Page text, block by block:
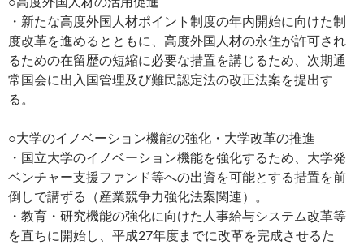
・新たな高度外国人材ポイント制度の年内開始に向けた制
度改革を進めるとともに、高度外国人材の永住が許可され
るための在留歴の短縮に必要な措置を講じるため、次期通
常国会に出入国管理及び難民認定法の改正法案を提出す
る。
○大学のイノベーション機能の強化・大学改革の推進
・国立大学のイノベーション機能を強化するため、大学発
ベンチャー支援ファンド等への出資を可能とする措置を前
倒しで講ずる（産業競争力強化法案関連）。
・教育・研究機能の強化に向けた人事給与システム改革等
を直ちに開始し、平成27年度までに改革を完成させるた